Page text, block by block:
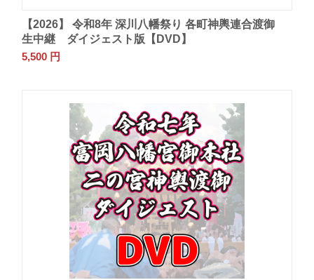
【2026】 令和8年 深川八幡祭り 各町神輿連合渡御
生中継 ダイジェスト版【DVD】
5,500 円